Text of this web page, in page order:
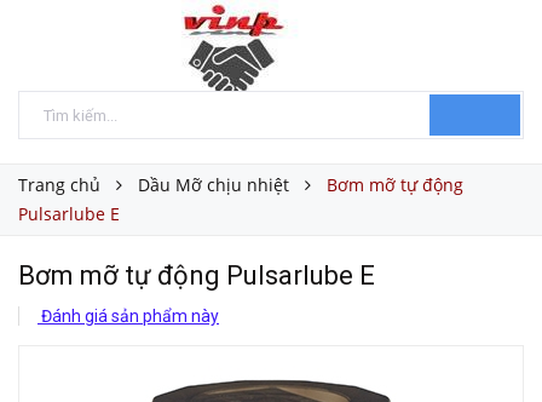
Trang chủ Dầu Mỡ chịu nhiệt
Bơm mỡ tự động
Pulsarlube E
Bơm mỡ tự động Pulsarlube E
Đánh giá sản phẩm này